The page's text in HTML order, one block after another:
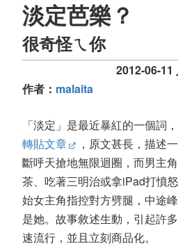
淡定芭樂？
很奇怪ㄟ你
2012-06-11
作者： malaita
「淡定」是最近暴紅的一個詞
轉貼文章
，原文甚長，描述
斷呼天搶地無限迴圈，而男主
茶、吃著三明治或拿iPad打憤
始女主角指控對方劈腿，中途
是她。故事敘述生動，引起許
速流行，並且立刻商品化。